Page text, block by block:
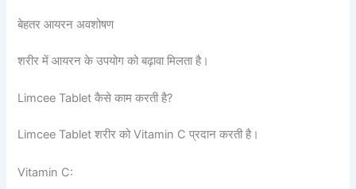
बेहतर आयरन अवशोषण
शरीर में आयरन के उपयोग को बढ़ावा मिलता है।
Limcee Tablet कैसे काम करती है?
Limcee Tablet शरीर को Vitamin C प्रदान करती है।
Vitamin C: